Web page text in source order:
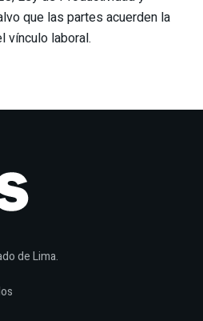
que las partes acuerden la
vínculo laboral.
de Lima.